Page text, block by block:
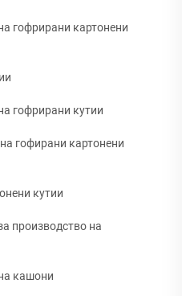
гофрирани картонени
гофрирани кутии
гофирани картонени
кутии
производство на
кашони